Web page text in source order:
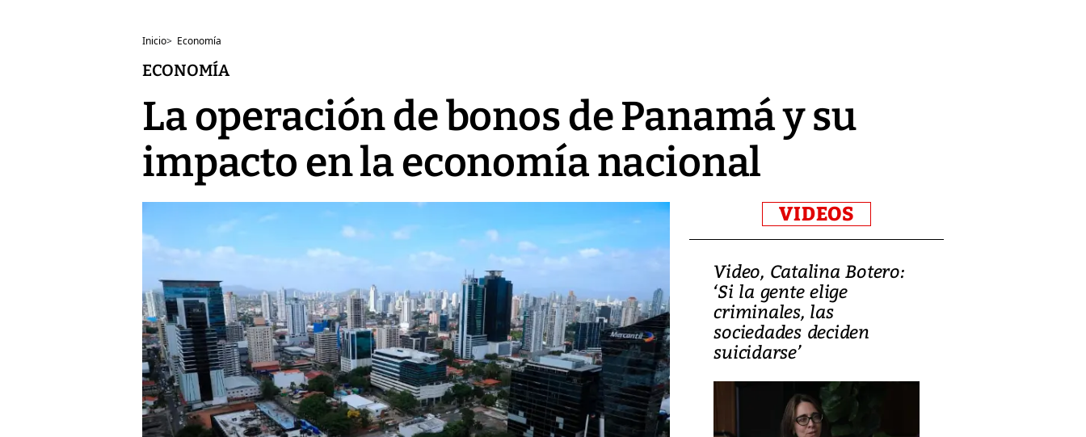
Inicio> Economía
ECONOMÍA
La operación de bonos de Panamá y su
impacto en la economía nacional
VIDEOS
Video, Japón: Terremoto
deja heridos y graves
daños en Kumamoto
Video, Catalina Botero:
‘Si la gente elige
criminales, las
sociedades deciden
suicidarse’